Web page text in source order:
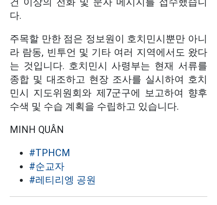
다.
주목할 만한 점은 정보원이 호치민시뿐만 아니
라 람동, 빈투언 및 기타 여러 지역에서도 왔다
는 것입니다. 호치민시 사령부는 현재 서류를
종합 및 대조하고 현장 조사를 실시하여 호치
민시 지도위원회와 제7군구에 보고하여 향후
수색 및 수습 계획을 수립하고 있습니다.
MINH QUÂN
#TPHCM
#순교자
#레티리엥 공원